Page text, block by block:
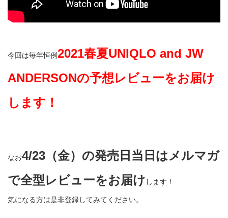
今回は毎年恒例2021春夏UNIQLO and JW
ANDERSONの予想レビューをお届け
します！
なお4/23（金）の発売日当日はメルマガ
で全型レビューをお届け します！
気になる方は是非登録してみてください。